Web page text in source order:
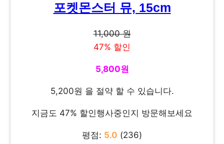
포켓몬스터 뮤, 15cm
11,000 원
47% 할인
5,800원
5,200원 을 절약 할 수 있습니다.
지금도 47% 할인행사중인지 방문해보세요
평점: 5.0 (236)